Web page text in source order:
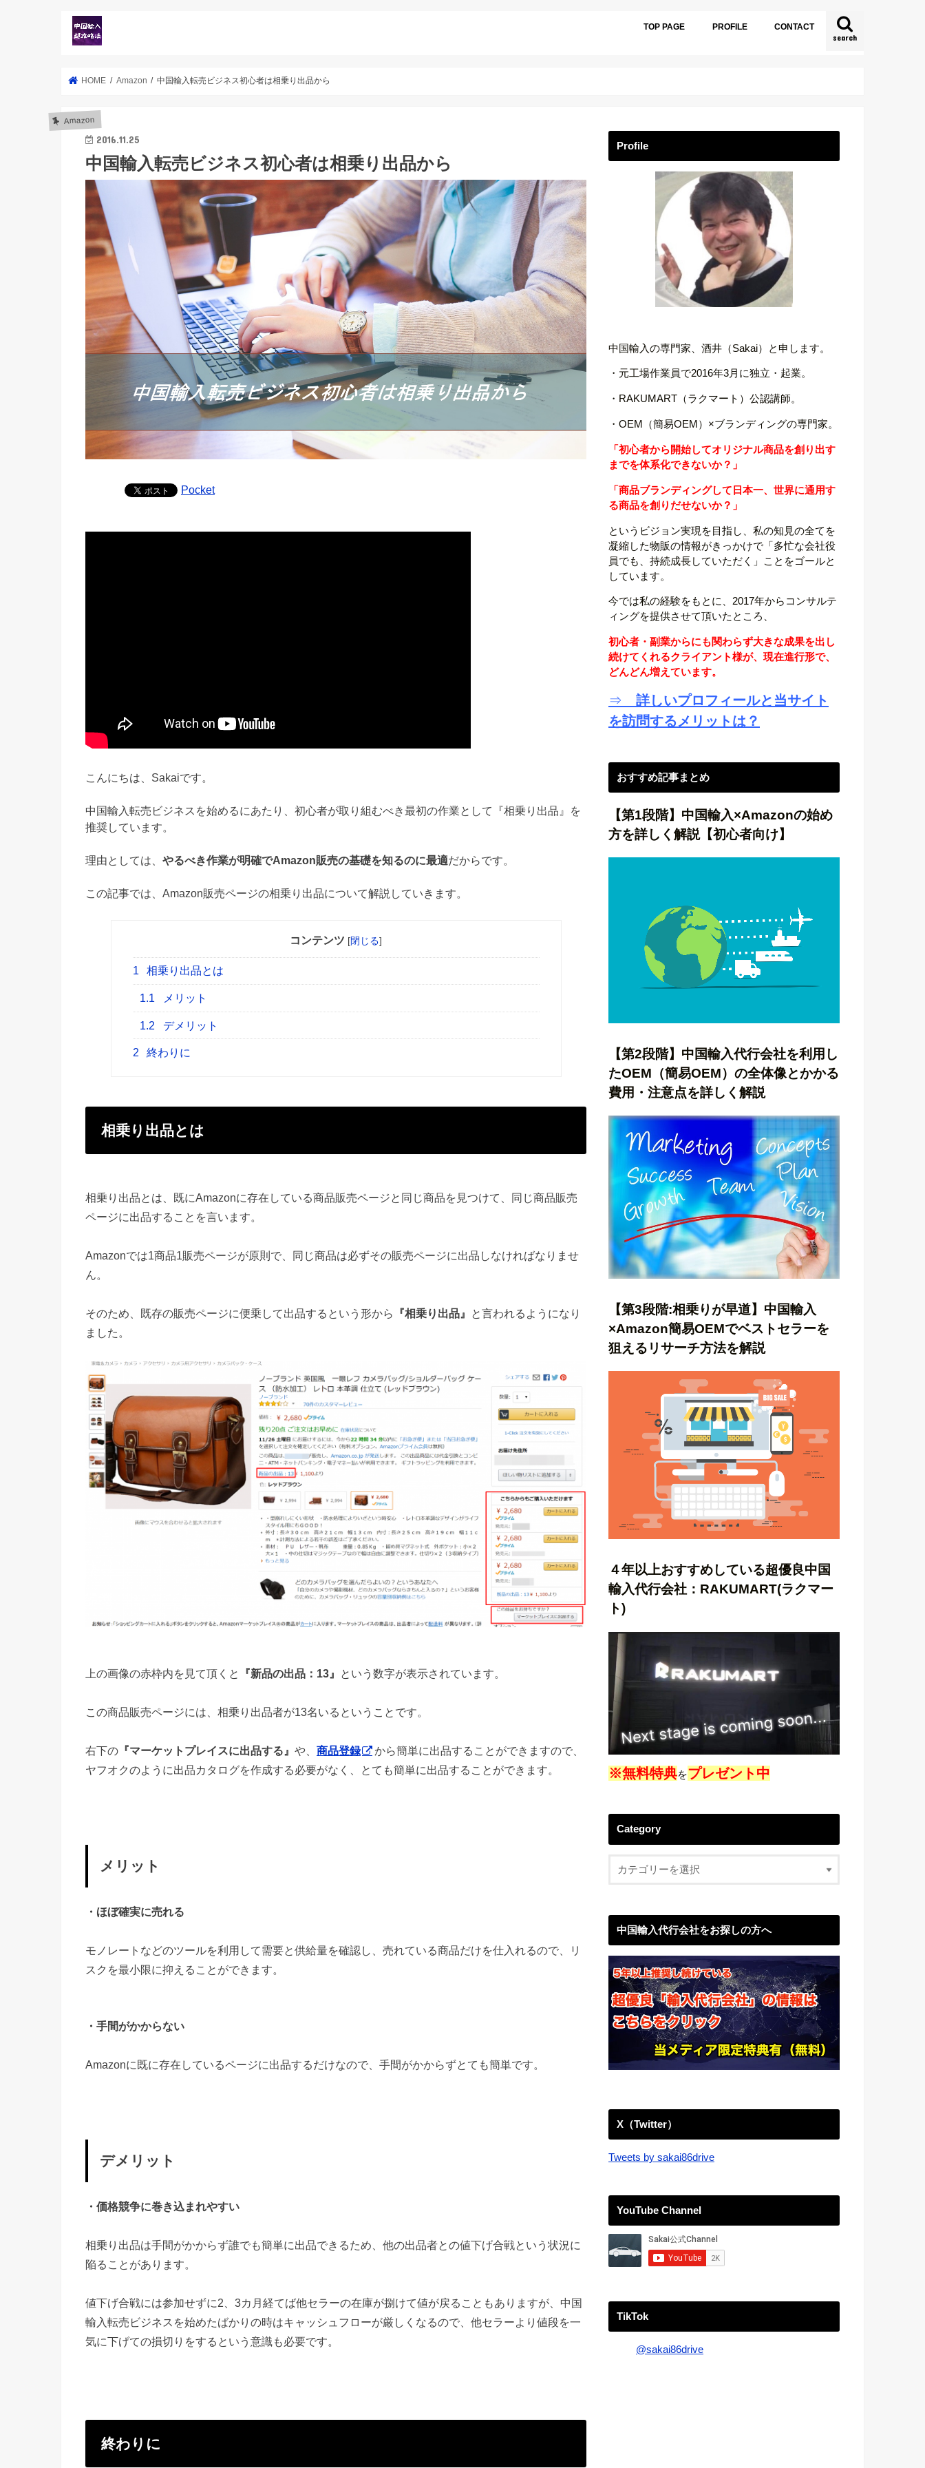
search
TOP PAGE PROFILE CONTACT
HOME Amazon 中国輸入転売ビジネス初心者は相乗り出品から
Amazon
2016.11.25
中国輸入転売ビジネス初心者は相乗り出品から
Pocket
こんにちは、Sakaiです。
中国輸入転売ビジネスを始めるにあたり、初心者が取り組むべき最初の作業として『相乗り出品』を
推奨しています。
理由としては、 やるべき作業が明確でAmazon販売の基礎を知るのに最適だからです。
この記事では、Amazon販売ページの相乗り出品について解説していきます。
コンテンツ [閉じる]
1 相乗り出品とは
1.1 メリット
1.2 デメリット
2 終わりに
相乗り出品とは
相乗り出品とは、既にAmazonに存在している商品販売ページと同じ商品を見つけて、同じ商品販売
ページに出品することを言います。
Amazonでは1商品1販売ページが原則で、同じ商品は必ずその販売ページに出品しなければなりませ
ん。
そのため、既存の販売ページに便乗して出品するという形から 『相乗り出品』
と言われるようになり
ました。
上の画像の赤枠内を見て頂くと 『新品の出品：13』 という数字が表示されています。
この商品販売ページには、相乗り出品者が13名いるということです。
右下の 『マーケットプレイスに出品する』 や、 商品登録
から簡単に出品することができますので、
ヤフオクのように出品カタログを作成する必要がなく、とても簡単に出品することができます。
メリット
・ほぼ確実に売れる
モノレートなどのツールを利用して需要と供給量を確認し、売れている商品だけを仕入れるので、リ
スクを最小限に抑えることができます。
・手間がかからない
Amazonに既に存在しているページに出品するだけなので、手間がかからずとても簡単です。
デメリット
・価格競争に巻き込まれやすい
相乗り出品は手間がかからず誰でも簡単に出品できるため、他の出品者との値下げ合戦という状況に
陥ることがあります。
値下げ合戦には参加せずに2、3カ月経てば他セラーの在庫が捌けて値が戻ることもありますが、中国
輸入転売ビジネスを始めたばかりの時はキャッシュフローが厳しくなるので、他セラーより値段を一
気に下げての損切りをするという意識も必要です。
終わりに
Profile
中国輸入の専門家、酒井（Sakai）と申します。
・元工場作業員で2016年3月に独立・起業。
・RAKUMART（ラクマート）公認講師。
・OEM（簡易OEM）×ブランディングの専門家。
「初心者から開始してオリジナル商品を創り出す
までを体系化できないか？」
「商品ブランディングして日本一、世界に通用す
る商品を創りだせないか？」
というビジョン実現を目指し、私の知見の全てを
凝縮した物販の情報がきっかけで「多忙な会社役
員でも、持続成長していただく」ことをゴールと
しています。
今では私の経験をもとに、2017年からコンサルテ
ィングを提供させて頂いたところ、
初心者・副業からにも関わらず大きな成果を出し
続けてくれるクライアント様が、現在進行形で、
どんどん増えています。
⇒ 詳しいプロフィールと当サイト
を訪問するメリットは？
おすすめ記事まとめ
【第1段階】中国輸入×Amazonの始め
方を詳しく解説【初心者向け】
【第2段階】中国輸入代行会社を利用し
たOEM（簡易OEM）の全体像とかかる
費用・注意点を詳しく解説
【第3段階:相乗りが早道】中国輸入
×Amazon簡易OEMでベストセラーを
狙えるリサーチ方法を解説
４年以上おすすめしている超優良中国
輸入代行会社：RAKUMART(ラクマー
ト)
※無料特典をプレゼント中
Category
中国輸入代行会社をお探しの方へ
X（Twitter）
Tweets by sakai86drive
YouTube Channel
TikTok
@sakai86drive